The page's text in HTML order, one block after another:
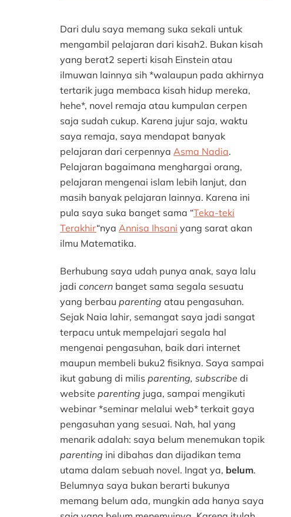
Dari dulu saya memang suka sekali untuk
mengambil pelajaran dari kisah2. Bukan kisah
yang berat2 seperti kisah Einstein atau
ilmuwan lainnya sih *walaupun pada akhirnya
tertarik juga membaca kisah hidup mereka,
hehe*, novel remaja atau kumpulan cerpen
saja sudah cukup. Karena jujur saja, waktu
saya remaja, saya mendapat banyak
pelajaran dari cerpennya Asma Nadia.
Pelajaran bagaimana menghargai orang,
pelajaran mengenai islam lebih lanjut, dan
masih banyak pelajaran lainnya. Karena ini
pula saya suka banget sama “Teka-teki
Terakhir“nya Annisa Ihsani yang sarat akan
ilmu Matematika.
Berhubung saya udah punya anak, saya lalu
jadi concern banget sama segala sesuatu
yang berbau parenting atau pengasuhan.
Sejak Naia lahir, semangat saya jadi sangat
terpacu untuk mempelajari segala hal
mengenai pengasuhan, baik dari internet
maupun membeli buku2 fisiknya. Saya sampai
ikut gabung di milis parenting, subscribe di
website parenting juga, sampai mengikuti
webinar *seminar melalui web* terkait gaya
pengasuhan yang sesuai. Nah, hal yang
menarik adalah: saya belum menemukan topik
parenting ini dibahas dan dijadikan tema
utama dalam sebuah novel. Ingat ya, belum.
Belumnya saya bukan berarti bukunya
memang belum ada, mungkin ada hanya saya